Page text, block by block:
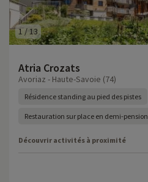
1/13
Atria Crozats
Avoriaz - Haute-Savoie (74)
Résidence standing au pied des pistes
Restauration sur place en demi-pension
Découvrir activités à proximité